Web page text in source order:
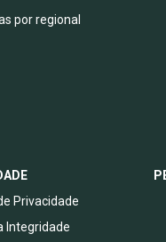
por regional
Privacidade
Integridade